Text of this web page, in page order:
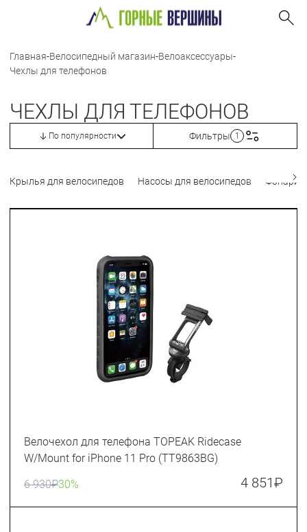
Главная-Велосипедный магазин-Велоаксессуары-
Чехлы для телефонов
ЧЕХЛЫ ДЛЯ ТЕЛЕФОНОВ
По популярности Фильтры 1
Крылья для велосипедов Насосы для велосипедов Фонари
Велочехол для телефона TOPEAK Ridecase
W/Mount for iPhone 11 Pro (TT9863BG)
6 930₽30% 4 851₽